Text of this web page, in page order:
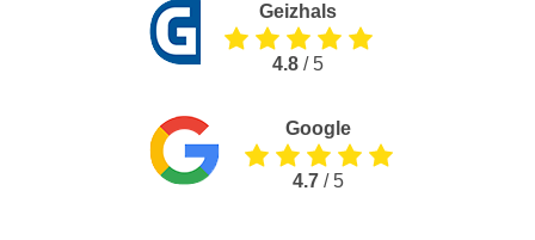
Geizhals
4.8 / 5
Google
4.7 / 5